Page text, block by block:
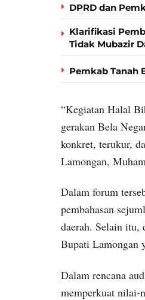
DPRD dan
Klarifikasi
Tidak Mubazir
Pemkab Tanah
“Kegiatan Halal
gerakan Bela
konkret, terukur,
Lamongan,
Dalam forum
pembahasan
daerah. Selain itu,
Bupati Lamongan
Dalam rencana
memperkuat nilai-